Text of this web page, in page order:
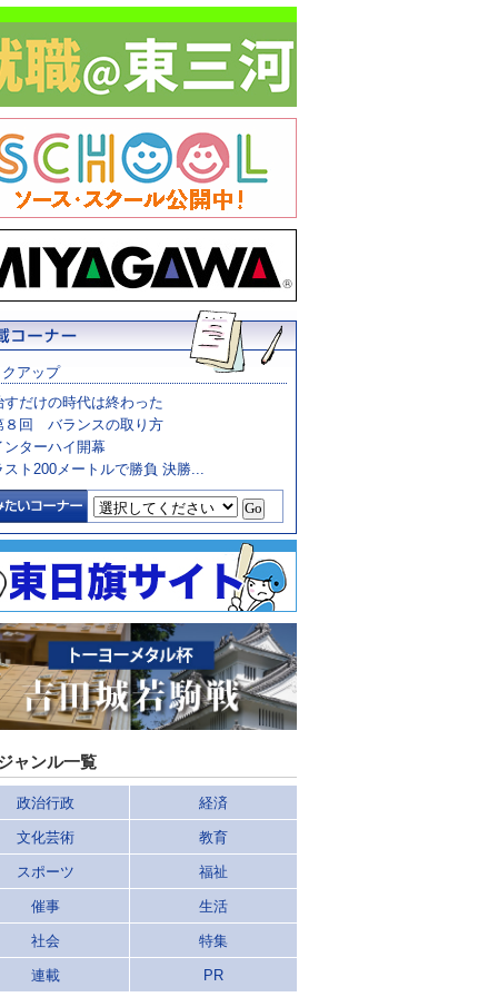
アップ
すだけの時代は終わった
８回 バランスの取り方
ンターハイ開幕
スト200メートルで勝負 決勝...
ャンル一覧
政治行政 経済
文化芸術 教育
スポーツ 福祉
催事 生活
社会 特集
連載 PR